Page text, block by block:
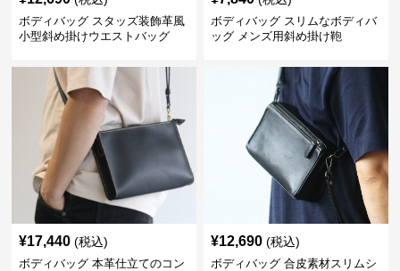
ボディバッグ スタッズ装飾革風
小型斜め掛けウエストバッグ
ボディバッグ スリムなボディバ
ッグ メンズ用斜め掛け鞄
¥17,440 (税込)
ボディバッグ 本革仕立てのコン
¥12,690 (税込)
ボディバッグ 合皮素材スリムシ